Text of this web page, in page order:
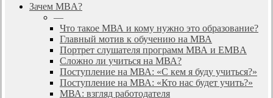
search
Menu
Зачем MBA?
—
Что такое МВА и кому нужно это образование?
Главный мотив к обучению на МВА
Портрет слушателя программ МВА и EMBA
Сложно ли учиться на МВА?
Поступление на МВА: «С кем я буду учиться?»
Поступление на МВА: «Кто нас будет учить?»
МВА: взгляд работодателя